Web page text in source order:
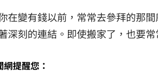
在變有錢以前，常常去參拜的那
深刻的連結。即使搬家了，也要常
提醒您：